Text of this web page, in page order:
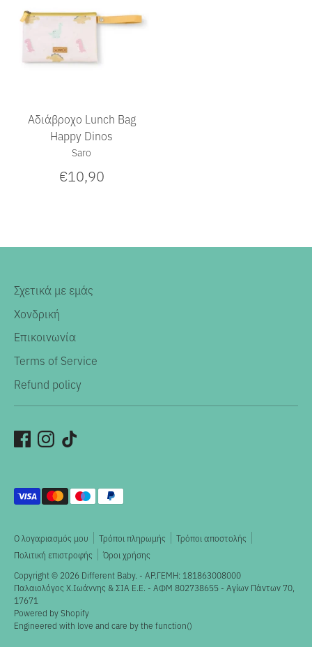
Αδιάβροχο Lunch Bag
Happy Dinos
Saro
€10,90
Σχετικά με εμάς
Χονδρική
Επικοινωνία
Terms of Service
Refund policy
Ο λογαριασμός μου Τρόποι πληρωμής
Τρόποι αποστολής
Πολιτική επιστροφής
Όροι χρήσης
Copyright © 2026 Different Baby. - ΑΡ.ΓΕΜΗ: 181863008000
Παλαιολόγος X.Ιωάννης & ΣΙΑ Ε.Ε. - ΑΦΜ 802738655 - Αγίων Πάντων 70,
17671
Powered by Shopify
Engineered with love and care by the function()
Αποδεκτοί
τρόποι